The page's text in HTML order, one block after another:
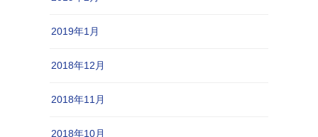
2019年1月
2018年12月
2018年11月
2018年10月